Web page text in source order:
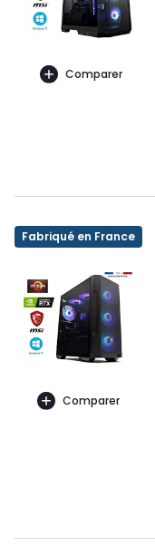
Comparer
Fabriqué en France
Comparer